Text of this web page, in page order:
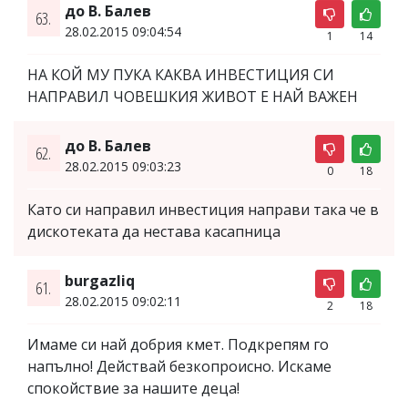
63. до В. Балев
28.02.2015 09:04:54 1 14
НА КОЙ МУ ПУКА КАКВА ИНВЕСТИЦИЯ СИ
НАПРАВИЛ ЧОВЕШКИЯ ЖИВОТ Е НАЙ ВАЖЕН
62. до В. Балев
28.02.2015 09:03:23 0 18
Като си направил инвестиция направи така че в
дискотеката да нестава касапница
61. burgazliq
28.02.2015 09:02:11 2 18
Имаме си най добрия кмет. Подкрепям го
напълно! Действай безкопроисно. Искаме
спокойствие за нашите деца!